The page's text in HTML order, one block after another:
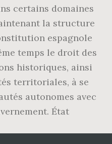
certains domaines
la structure
espagnole
temps le droit des
historiques, ainsi
territoriales, à se
autonomes avec
État